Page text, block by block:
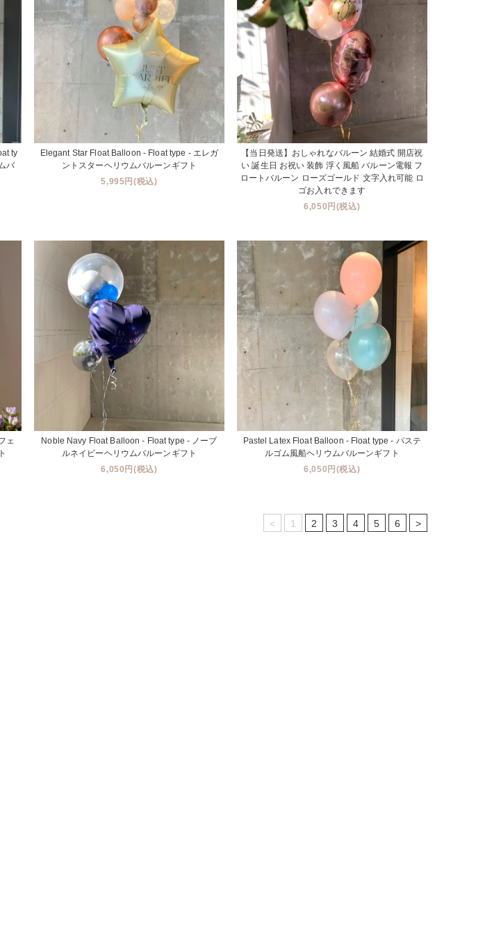
ty
バ
Elegant Star Float Balloon - Float type - エレガ
ントスターヘリウムバルーンギフト
5,995円(税込)
【当日発送】おしゃれなバルーン 結婚式 開店祝
い 誕生日 お祝い 装飾 浮く風船 バルーン電報 フ
ロートバルーン ローズゴールド 文字入れ可能 ロ
ゴお入れできます
6,050円(税込)
ェ
Noble Navy Float Balloon - Float type - ノーブ
ルネイビーヘリウムバルーンギフト
6,050円(税込)
Pastel Latex Float Balloon - Float type - パステ
ルゴム風船ヘリウムバルーンギフト
6,050円(税込)
< 1 2 3 4 5 6 >